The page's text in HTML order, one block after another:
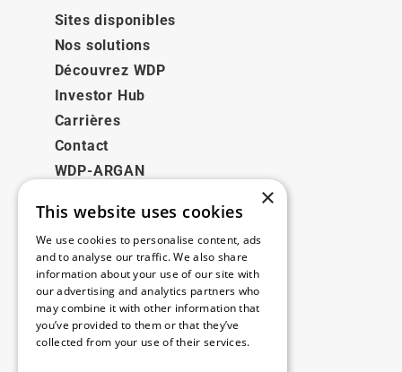
Sites disponibles
Nos solutions
Découvrez WDP
Investor Hub
Carrières
Contact
WDP-ARGAN
Juridique
Disclaimer
Politique de confidentialité
Cookie Policy
×
This website uses cookies
We use cookies to personalise content, ads
and to analyse our traffic. We also share
information about your use of our site with
our advertising and analytics partners who
may combine it with other information that
you’ve provided to them or that they’ve
collected from your use of their services.